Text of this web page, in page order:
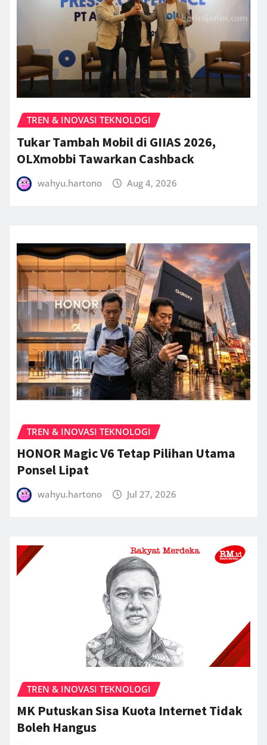
TREN & INOVASI TEKNOLOGI
Tukar Tambah Mobil di GIIAS 2026,
OLXmobbi Tawarkan Cashback
wahyu.hartono Aug 4, 2026
TREN & INOVASI TEKNOLOGI
HONOR Magic V6 Tetap Pilihan Utama
Ponsel Lipat
wahyu.hartono Jul 27, 2026
TREN & INOVASI TEKNOLOGI
MK Putuskan Sisa Kuota Internet Tidak
Boleh Hangus